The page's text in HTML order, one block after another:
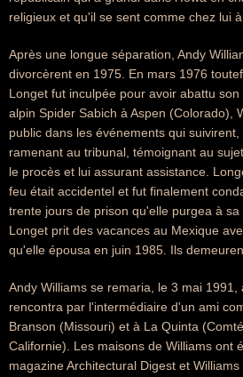
religieux et qu'il se sent comme chez lui à
Après une longue séparation, Andy
divorcèrent en 1975. En mars 1976
Longet fut inculpée pour avoir abattu
alpin Spider Sabich à Aspen (Colorado),
public dans les événements qui
ramenant au tribunal, témoignant au
le procès et lui assurant assistance.
feu était accidentel et fut finalement
trente jours de prison qu'elle purgea à sa
Longet prit des vacances au Mexique
qu'elle épousa en juin 1985. Ils
Andy Williams se remaria, le 3 mai
rencontra par l'intermédiaire d'un ami
Branson (Missouri) et à La Quinta
Californie). Les maisons de Williams ont
magazine Architectural Digest et